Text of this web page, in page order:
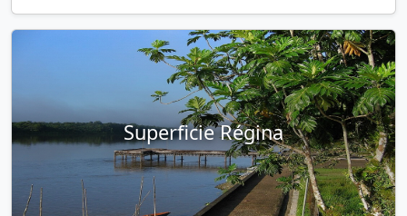
Superficie Régina